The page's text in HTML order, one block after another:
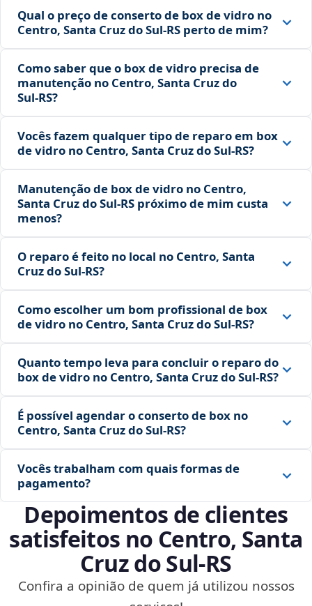
Qual o preço de conserto de box de vidro no
Centro, Santa Cruz do Sul‑RS perto de mim?
Como saber que o box de vidro precisa de
manutenção no Centro, Santa Cruz do
Sul‑RS?
Vocês fazem qualquer tipo de reparo em box
de vidro no Centro, Santa Cruz do Sul‑RS?
Manutenção de box de vidro no Centro,
Santa Cruz do Sul‑RS próximo de mim custa
menos?
O reparo é feito no local no Centro, Santa
Cruz do Sul‑RS?
Como escolher um bom profissional de box
de vidro no Centro, Santa Cruz do Sul‑RS?
Quanto tempo leva para concluir o reparo do
box de vidro no Centro, Santa Cruz do Sul‑RS?
É possível agendar o conserto de box no
Centro, Santa Cruz do Sul‑RS?
Vocês trabalham com quais formas de
pagamento?
Depoimentos de clientes
satisfeitos no Centro, Santa
Cruz do Sul‑RS
Confira a opinião de quem já utilizou nossos